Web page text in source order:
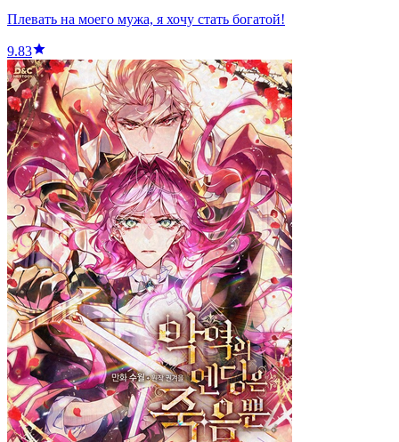
Плевать на моего мужа, я хочу стать богатой!
9.83